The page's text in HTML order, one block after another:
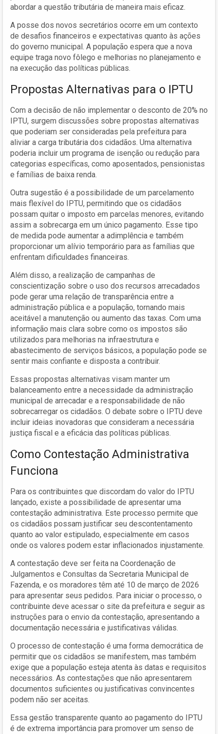
abordar a questão tributária de maneira mais eficaz.
A posse dos novos secretários ocorre em um contexto
de desafios financeiros e expectativas quanto às ações
do governo municipal. A população espera que a nova
equipe traga novo fôlego e melhorias no planejamento e
na execução das políticas públicas.
Propostas Alternativas para o IPTU
Com a decisão de não implementar o desconto de 20% no
IPTU, surgem discussões sobre propostas alternativas
que poderiam ser consideradas pela prefeitura para
aliviar a carga tributária dos cidadãos. Uma alternativa
poderia incluir um programa de isenção ou redução para
categorias específicas, como aposentados, pensionistas
e famílias de baixa renda.
Outra sugestão é a possibilidade de um parcelamento
mais flexível do IPTU, permitindo que os cidadãos
possam quitar o imposto em parcelas menores, evitando
assim a sobrecarga em um único pagamento. Esse tipo
de medida pode aumentar a adimplência e também
proporcionar um alívio temporário para as famílias que
enfrentam dificuldades financeiras.
Além disso, a realização de campanhas de
conscientização sobre o uso dos recursos arrecadados
pode gerar uma relação de transparência entre a
administração pública e a população, tornando mais
aceitável a manutenção ou aumento das taxas. Com uma
informação mais clara sobre como os impostos são
utilizados para melhorias na infraestrutura e
abastecimento de serviços básicos, a população pode se
sentir mais confiante e disposta a contribuir.
Essas propostas alternativas visam manter um
balanceamento entre a necessidade da administração
municipal de arrecadar e a responsabilidade de não
sobrecarregar os cidadãos. O debate sobre o IPTU deve
incluir ideias inovadoras que consideram a necessária
justiça fiscal e a eficácia das políticas públicas.
Como Contestação Administrativa
Funciona
Para os contribuintes que discordam do valor do IPTU
lançado, existe a possibilidade de apresentar uma
contestação administrativa. Este processo permite que
os cidadãos possam justificar seu descontentamento
quanto ao valor estipulado, especialmente em casos
onde os valores podem estar inflacionados injustamente.
A contestação deve ser feita na Coordenação de
Julgamentos e Consultas da Secretaria Municipal de
Fazenda, e os moradores têm até 10 de março de 2026
para apresentar seus pedidos. Para iniciar o processo, o
contribuinte deve acessar o site da prefeitura e seguir as
instruções para o envio da contestação, apresentando a
documentação necessária e justificativas válidas.
O processo de contestação é uma forma democrática de
permitir que os cidadãos se manifestem, mas também
exige que a população esteja atenta às datas e requisitos
necessários. As contestações que não apresentarem
documentos suficientes ou justificativas convincentes
podem não ser aceitas.
Essa gestão transparente quanto ao pagamento do IPTU
é de extrema importância para promover um senso de